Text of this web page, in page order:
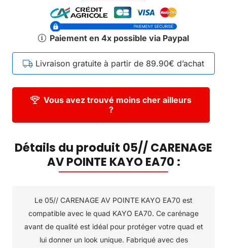
Paiement en 4x possible via Paypal
Livraison gratuite à partir de 89.90€ d’achat
Vous avez trouvé moins cher ailleurs
?
Détails du produit 05// CARENAGE
AV POINTE KAYO EA70 :
Le 05// CARENAGE AV POINTE KAYO EA70 est
compatible avec le quad KAYO EA70. Ce carénage
avant de qualité est idéal pour protéger votre quad et
lui donner un look unique. Fabriqué avec des